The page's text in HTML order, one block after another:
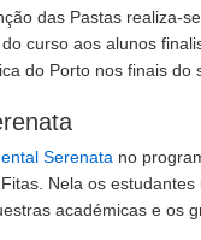
das Pastas realiza-
curso aos alunos
do Porto nos finais do
Serenata no
Nela os
académicas e os